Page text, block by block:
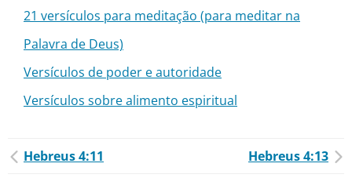
21 versículos para meditação (para meditar na
Palavra de Deus)
Versículos de poder e autoridade
Versículos sobre alimento espiritual
Hebreus 4:11 Hebreus 4:13